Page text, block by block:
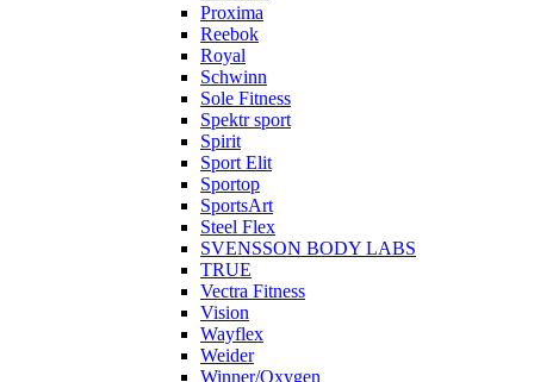
Proxima
Reebok
Royal
Schwinn
Sole Fitness
Spektr sport
Spirit
Sport Elit
Sportop
SportsArt
Steel Flex
SVENSSON BODY LABS
TRUE
Vectra Fitness
Vision
Wayflex
Weider
Winner/Oxygen